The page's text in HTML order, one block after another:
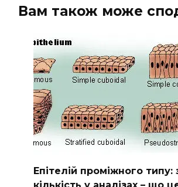
Вам також може
Епітелій проміжного типу: